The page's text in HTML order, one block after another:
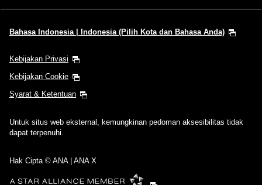
Bahasa Indonesia | Indonesia (Pilih Kota dan Bahasa Anda)
Kebijakan Privasi
Kebijakan Cookie
Syarat & Ketentuan
Untuk situs web eksternal, kemungkinan pedoman aksesibilitas tidak
dapat terpenuhi.
Hak Cipta © ANA | ANA X